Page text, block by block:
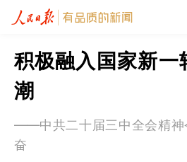
积极融入国家新一
潮
——中共二十届三中全会精神
奋